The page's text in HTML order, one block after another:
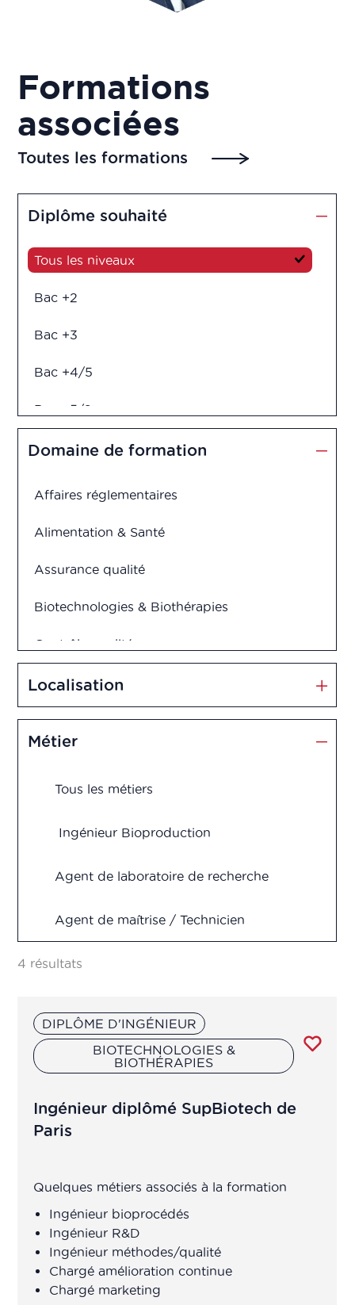
Formations
associées
Toutes les formations
Diplôme souhaité
Tous les niveaux
Bac +2
Bac +3
Bac +4/5
Bac +5/6
Diplôme d'ingénieur
Domaine de formation
Affaires réglementaires
Alimentation & Santé
Assurance qualité
Biotechnologies & Biothérapies
Contrôle qualité
Cosmétiques
Dispositifs médicaux
Market Access
Marketing & Vente
Vigilance
Localisation
Métier
Tous les métiers
Ingénieur Bioproduction
Agent de laboratoire de recherche
Agent de maîtrise / Technicien
Supérieur fabrication, production,
contrôle qualité, R&D
Animateur(trice) d'équipe de
production
Assistant chef de projet
R&D/Ingénieur R&D
production/transposition
Assistant de recherche en laboratoire
Assistant ingénieur
4 résultats
DIPLÔME D'INGÉNIEUR
BIOTECHNOLOGIES &
BIOTHÉRAPIES
Ingénieur diplômé SupBiotech de
Paris
Quelques métiers associés à la formation
Ingénieur bioprocédés
Ingénieur R&D
Ingénieur méthodes/qualité
Chargé amélioration continue
Chargé marketing